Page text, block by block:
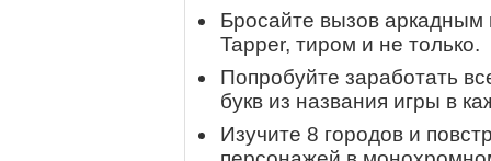
Бросайте вызов
Tapper, тиром и не только.
Попробуйте заработать
букв из названия игры в
Изучите 8 городов и